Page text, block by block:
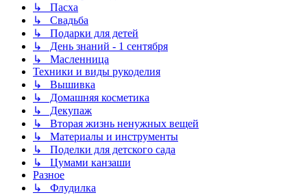
↳ Пасха
↳ Свадьба
↳ Подарки для детей
↳ День знаний - 1 сентября
↳ Масленница
Техники и виды рукоделия
↳ Вышивка
↳ Домашняя косметика
↳ Декупаж
↳ Вторая жизнь ненужных вещей
↳ Материалы и инструменты
↳ Поделки для детского сада
↳ Цумами канзаши
Разное
↳ Флудилка